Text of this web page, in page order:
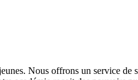
Nous offrons un service de